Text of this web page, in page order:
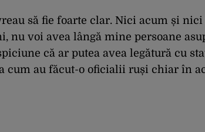
să fie foarte clar. Nici acum și
nu voi avea lângă mine persoane
că ar putea avea legătură cu
cum au făcut-o oficialii ruși chiar în